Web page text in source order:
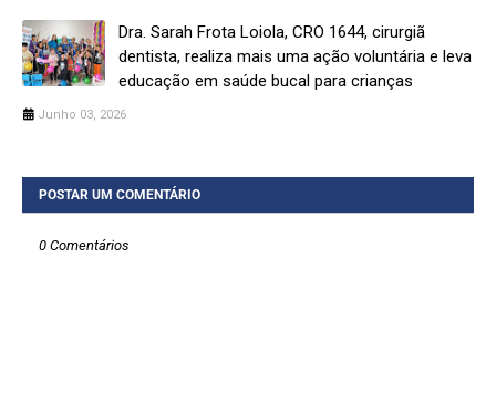
Dra. Sarah Frota Loiola, CRO 1644, cirurgiã
dentista, realiza mais uma ação voluntária e leva
educação em saúde bucal para crianças
Junho 03, 2026
POSTAR UM COMENTÁRIO
0 Comentários